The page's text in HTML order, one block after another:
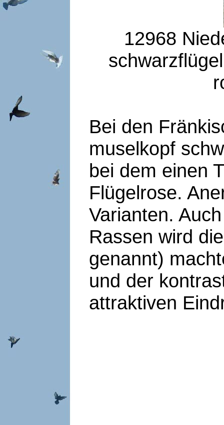
12968
Bei den
muselkopf
bei dem einen
Flügelrose.
Varianten.
Rassen wird
genannt)
und der
attraktiven